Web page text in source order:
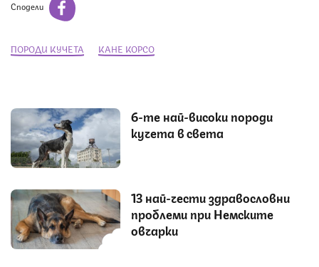
Сподели
ПОРОДИ КУЧЕТА КАНЕ КОРСО
6-те най-високи породи
кучета в света
13 най-чести здравословни
проблеми при Немските
овчарки